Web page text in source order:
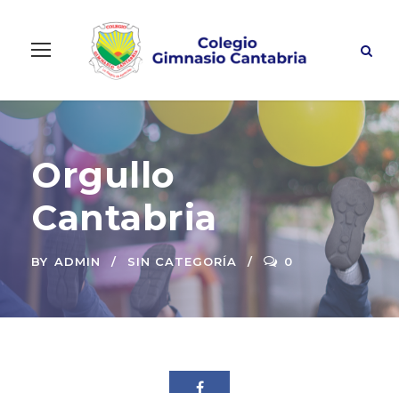
Orgullo
Cantabria
BY ADMIN SIN CATEGORÍA 0